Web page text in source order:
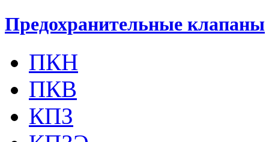
Предохранительные клапаны
ПКН
ПКВ
КПЗ